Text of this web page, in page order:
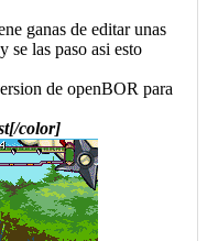
ganas de editar unas
se las paso asi esto
de openBOR para
color]